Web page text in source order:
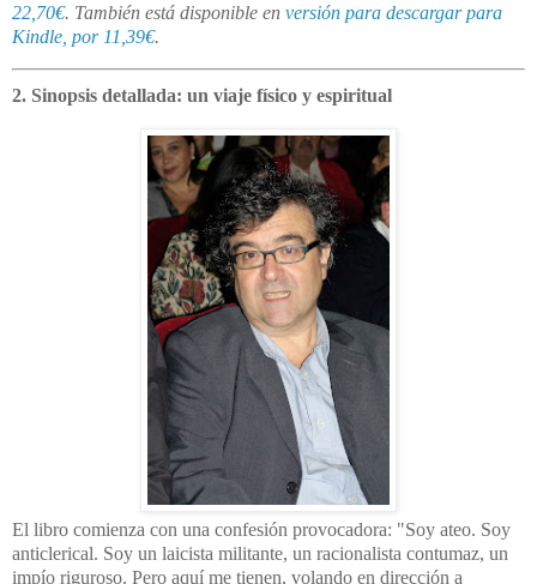
22,70€. También está disponible en versión para descargar para
Kindle, por 11,39€.
2. Sinopsis detallada: un viaje físico y espiritual
El libro comienza con una confesión provocadora: "Soy ateo. Soy
anticlerical. Soy un laicista militante, un racionalista contumaz, un
impío riguroso. Pero aquí me tienen, volando en dirección a